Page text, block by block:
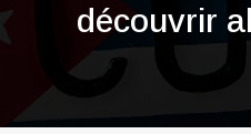
découvrir